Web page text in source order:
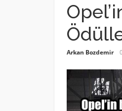
Arkan Bozdemir